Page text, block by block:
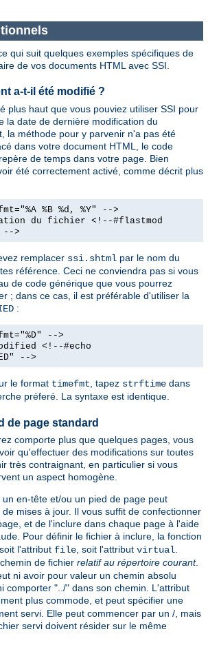
qui suit quelques exemples spécifiques de
de vos documents HTML avec SSI.
a-t-il été modifié ?
plus haut que vous pouviez utiliser SSI pour
la date de dernière modification du
la méthode pour y parvenir n'a pas été
dans votre document HTML, le code
de temps dans votre page. Bien
été correctement activé, comme décrit plus
%B %d, %Y" -->
du fichier <!--#flastmod
-->
remplacer ssi.shtml par le nom du
référence. Ceci ne conviendra pas si vous
de code générique que vous pourrez
; dans ce cas, il est préférable d'utiliser la
:
-->
<!--#echo
-->
le format timefmt , tapez strftime dans
préferé. La syntaxe est identique.
de page standard
comporte plus que quelques pages, vous
qu'effectuer des modifications sur toutes
très contraignant, en particulier si vous
un aspect homogène.
en-tête et/ou un pied de page peut
mises à jour. Il vous suffit de confectionner
et de l'inclure dans chaque page à l'aide
. Pour définir le fichier à inclure, la fonction
l'attribut file , soit l'attribut virtual
de fichier relatif au répertoire courant.
ni avoir pour valeur un chemin absolu
comporter "../" dans son chemin. L'attribut
plus commode, et peut spécifier une
servi. Elle peut commencer par un /, mais
servi doivent résider sur le même